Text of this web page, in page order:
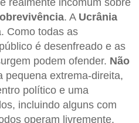
realmente incomum sobre
. A Ucrânia
Como todas as
é desenfreado e as
podem ofender. Não
pequena extrema-direita,
político e uma
incluindo alguns com
operam livremente.